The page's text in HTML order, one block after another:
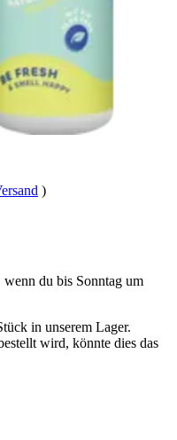
)
wenn du bis Sonntag um
in unserem Lager.
wird, könnte dies das